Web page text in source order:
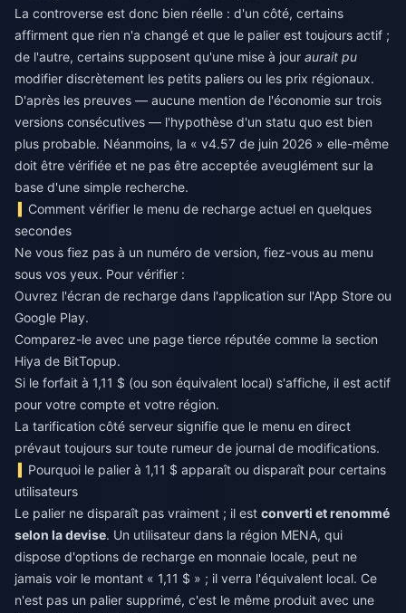
La controverse est donc bien réelle : d'un côté, certains
affirment que rien n'a changé et que le palier est toujours actif ;
de l'autre, certains supposent qu'une mise à jour aurait pu
modifier discrètement les petits paliers ou les prix régionaux.
D'après les preuves — aucune mention de l'économie sur trois
versions consécutives — l'hypothèse d'un statu quo est bien
plus probable. Néanmoins, la « v4.57 de juin 2026 » elle-même
doit être vérifiée et ne pas être acceptée aveuglément sur la
base d'une simple recherche.
Comment vérifier le menu de recharge actuel en quelques
secondes
Ne vous fiez pas à un numéro de version, fiez-vous au menu
sous vos yeux. Pour vérifier :
Ouvrez l'écran de recharge dans l'application sur l'App Store ou
Google Play.
Comparez-le avec une page tierce réputée comme la section
Hiya de BitTopup.
Si le forfait à 1,11 $ (ou son équivalent local) s'affiche, il est actif
pour votre compte et votre région.
La tarification côté serveur signifie que le menu en direct
prévaut toujours sur toute rumeur de journal de modifications.
Pourquoi le palier à 1,11 $ apparaît ou disparaît pour certains
utilisateurs
Le palier ne disparaît pas vraiment ; il est converti et renommé
selon la devise. Un utilisateur dans la région MENA, qui
dispose d'options de recharge en monnaie locale, peut ne
jamais voir le montant « 1,11 $ » ; il verra l'équivalent local. Ce
n'est pas un palier supprimé, c'est le même produit avec une